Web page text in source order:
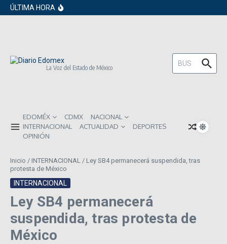
Saltar al contenido
ÚLTIMA HORA
inversionistas extranjeros; emite nueva
comunes entre los mexicanos
La Voz del Estado de México
Buscar:
EDOMÉX CDMX
NACIONAL
INTERNACIONAL
ACTUALIDAD
DEPORTES
OPINIÓN
Inicio / INTERNACIONAL / Ley SB4 permanecerá suspendida, tras
protesta de México
INTERNACIONAL
Ley SB4 permanecerá
suspendida, tras protesta de
México